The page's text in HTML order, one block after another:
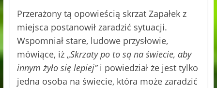
Przerażony tą opowieścią skrzat Zapałek z
miejsca postanowił zaradzić sytuacji.
Wspomniał stare, ludowe przysłowie,
mówiące, iż „Skrzaty po to są na świecie, aby
innym żyło się lepiej”i powiedział że jest tylko
jedna osoba na świecie, która może zaradzić